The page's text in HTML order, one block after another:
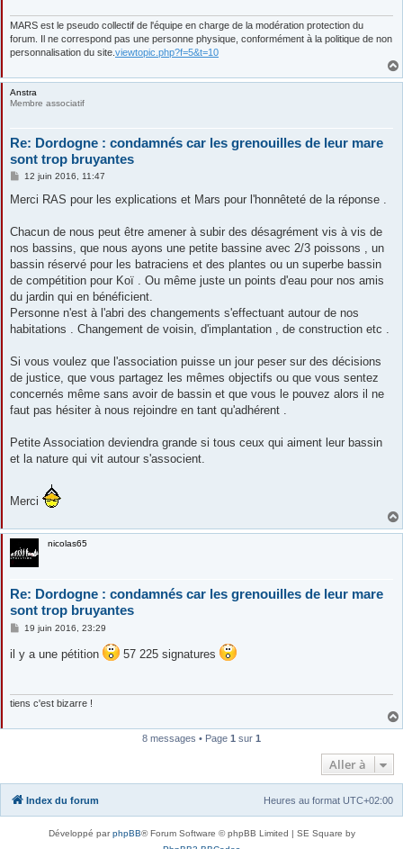
MARS est le pseudo collectif de l'équipe en charge de la modération protection du
forum. Il ne correspond pas une personne physique, conformément à la politique de non
personnalisation du site. viewtopic.php?f=5&t=10
Anstra
Membre associatif
Re: Dordogne : condamnés car les grenouilles de leur mare
sont trop bruyantes
M
s
g
12 juin 2016, 11:47
Merci RAS pour les explications et Mars pour l'honnêteté de la réponse .
Chacun de nous peut être amener à subir des désagrément vis à vis de
nos bassins, que nous ayons une petite bassine avec 2/3 poissons , un
bassin réservé pour les batraciens et des plantes ou un superbe bassin
de compétition pour Koï . Ou même juste un points d'eau pour nos amis
du jardin qui en bénéficient.
Personne n'est à l'abri des changements s'effectuant autour de nos
habitations . Changement de voisin, d'implantation , de construction etc .
Si vous voulez que l'association puisse un jour peser sur des décisions
de justice, que vous partagez les mêmes objectifs ou que vous sentez
concernés même sans avoir de bassin et que vous le pouvez alors il ne
faut pas hésiter à nous rejoindre en tant qu'adhérent .
Petite Association deviendra grande si tous ceux qui aiment leur bassin
et la nature qui vit autour s'associent.
Merci
nicolas65
Re: Dordogne : condamnés car les grenouilles de leur mare
sont trop bruyantes
M
s
19 juin 2016, 23:29
il y a une pétition 57 225 signatures
tiens c'est bizarre !
8 messages • Page 1 sur 1
Aller à
Index du forum Heures au format UTC+02:00
Développé parphpBB® Forum Software © phpBB Limited | SE Square by